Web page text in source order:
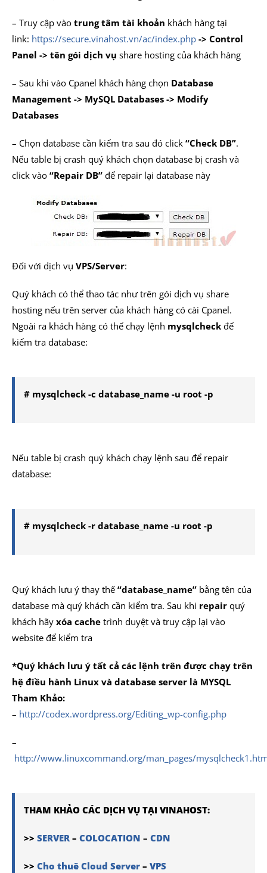
– Truy cập vào trung tâm tài khoản khách hàng tại
link: https://secure.vinahost.vn/ac/index.php -> Control
Panel -> tên gói dịch vụ share hosting của khách hàng
– Sau khi vào Cpanel khách hàng chọn Database
Management -> MySQL Databases -> Modify
Databases
– Chọn database cần kiểm tra sau đó click “Check DB”.
Nếu table bị crash quý khách chọn database bị crash và
click vào “Repair DB” để repair lại database này
Đối với dịch vụ VPS/Server:
Quý khách có thể thao tác như trên gói dịch vụ share
hosting nếu trên server của khách hàng có cài Cpanel.
Ngoài ra khách hàng có thể chạy lệnh mysqlcheck để
kiểm tra database:
# mysqlcheck -c database_name -u root -p
Nếu table bị crash quý khách chạy lệnh sau để repair
database:
# mysqlcheck -r database_name -u root -p
Quý khách lưu ý thay thế “database_name” bằng tên của
database mà quý khách cần kiểm tra. Sau khi repair quý
khách hãy xóa cache trình duyệt và truy cập lại vào
website để kiểm tra
*Quý khách lưu ý tất cả các lệnh trên được chạy trên
hệ điều hành Linux và database server là MYSQL
Tham Khảo:
– http://codex.wordpress.org/Editing_wp-config.php
–
http://www.linuxcommand.org/man_pages/
THAM KHẢO CÁC DỊCH VỤ TẠI VINAHOST:
>> SERVER – COLOCATION – CDN
>> Cho thuê Cloud Server – VPS